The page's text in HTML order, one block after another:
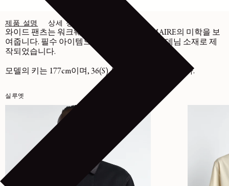
제품 설명 상세 정보
와이드 팬츠는 워크웨어를 재해석하는 LEMAIRE의 미학을 보
여줍니다. 필수 아이템으로, 중간 두께의 블랙 데님 소재로 제
작되었습니다.
모델의 키는 177cm이며, 36(S) 사이즈를 착용했습니다.
실루엣